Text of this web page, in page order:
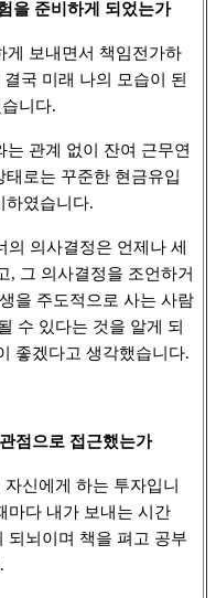
을 준비하게 되었는가
게 보내면서 책임전가하
국 미래 나의 모습이 된
니다.
관계 없이 잔여 근무연
로는 꾸준한 현금유입
하였습니다.
의사결정은 언제나 세
, 그 의사결정을 조언하거
을 주도적으로 사는 사람
수 있다는 것을 알게 되
좋겠다고 생각했습니다.
점으로 접근했는가
신에게 하는 투자입니
마다 내가 보내는 시간
되뇌이며 책을 펴고 공부